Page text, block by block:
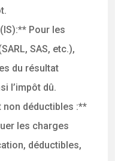
Pour les
SAS, etc.),
du résultat
l’impôt dû.
déductibles :**
les charges
déductibles,